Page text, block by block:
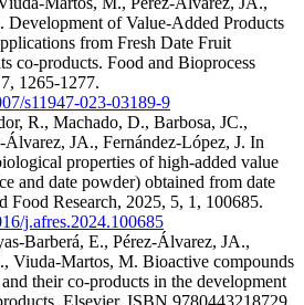
Development of Value-Added Products
from Fresh Date Fruit
co-products. Food and Bioprocess
1265-1277.
s11947-023-03189-9
R., Machado, D., Barbosa, JC.,
JA., Fernández-López, J. In
properties of high-added value
and date powder) obtained from date
Food Research, 2025, 5, 1, 100685.
j.afres.2024.100685
Barberá, E., Pérez-Álvarez, JA.,
Viuda-Martos, M. Bioactive compounds
their co-products in the development